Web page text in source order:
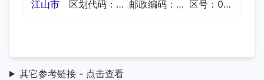
江山市 区划代码：330881 邮政编码：324100 区号：0570
其它参考链接 - 点击查看